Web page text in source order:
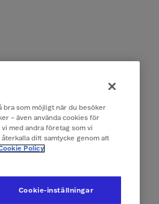
bra som möjligt när du besöker
– även använda cookies för
med andra företag som vi
ditt samtycke genom att
Policy
Cookie-inställningar